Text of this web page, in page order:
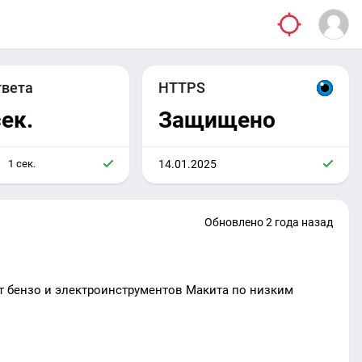
1 сек.
HTTPS
Защищено
14.01.2025
Обновлено 2 года назад
и электроинструментов Макита по низким